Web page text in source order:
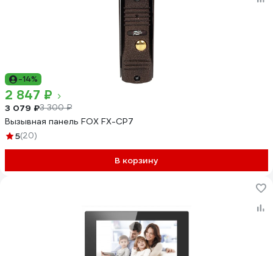
-14%
2 847 ₽
3 079 ₽3 300 ₽
Вызывная панель FOX FX-CP7
5(20)
В корзину